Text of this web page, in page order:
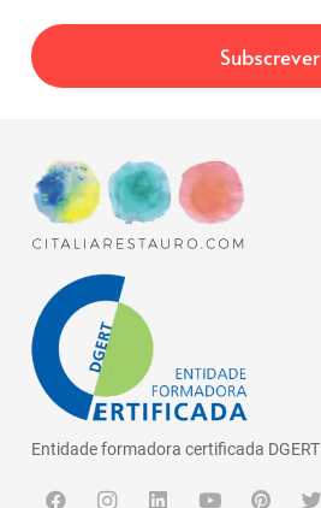
Entidade formadora certificada DGERT